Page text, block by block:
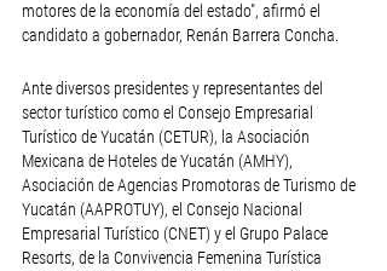
motores de la economía del estado", afirmó el
candidato a gobernador, Renán Barrera Concha.
Ante diversos presidentes y representantes del
sector turístico como el Consejo Empresarial
Turístico de Yucatán (CETUR), la Asociación
Mexicana de Hoteles de Yucatán (AMHY),
Asociación de Agencias Promotoras de Turismo de
Yucatán (AAPROTUY), el Consejo Nacional
Empresarial Turístico (CNET) y el Grupo Palace
Resorts, de la Convivencia Femenina Turística